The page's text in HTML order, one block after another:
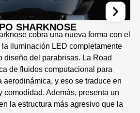
SHARKNOSE
cobra una nueva forma con el
iluminación LED completamente
diseño del parabrisas. La Road
de fluidos computacional para
aerodinámica, y eso se traduce en
comodidad. Además, presenta un
la estructura más agresivo que la